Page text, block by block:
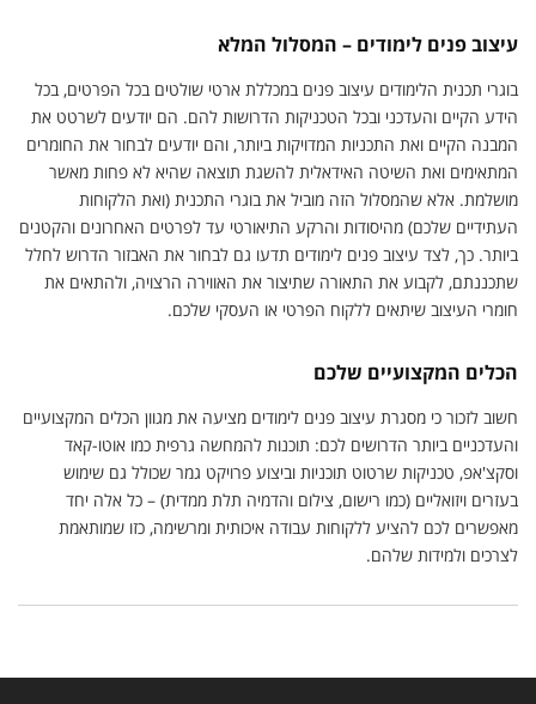
עיצוב פנים לימודים – המסלול המלא
בוגרי תכנית הלימודים עיצוב פנים במכללת ארטי שולטים בכל הפרטים, בכל
הידע הקיים והעדכני ובכל הטכניקות הדרושות להם. הם יודעים לשרטט את
המבנה הקיים ואת התכניות המדויקות ביותר, והם יודעים לבחור את החומרים
המתאימים ואת השיטה האידאלית להשגת תוצאה שהיא לא פחות מאשר
מושלמת. אלא שהמסלול הזה מוביל את בוגרי התכנית (ואת הלקוחות
העתידיים שלכם) מהיסודות והרקע התיאורטי עד לפרטים האחרונים והקטנים
ביותר. כך, לצד עיצוב פנים לימודים תדעו גם לבחור את האבזור הדרוש לחלל
שתכננתם, לקבוע את התאורה שתיצור את האווירה הרצויה, ולהתאים את
חומרי העיצוב שיתאים ללקוח הפרטי או העסקי שלכם.
הכלים המקצועיים שלכם
חשוב לזכור כי מסגרת עיצוב פנים לימודים מציעה את מגוון הכלים המקצועיים
והעדכניים ביותר הדרושים לכם: תוכנות להמחשה גרפית כמו אוטו-קאד
וסקצ'אפ, טכניקות שרטוט תוכניות וביצוע פרויקט גמר שכולל גם שימוש
בעזרים ויזואליים (כמו רישום, צילום והדמיה תלת ממדית) – כל אלה יחד
מאפשרים לכם להציע ללקוחות עבודה איכותית ומרשימה, כזו שמותאמת
לצרכים ולמידות שלהם.